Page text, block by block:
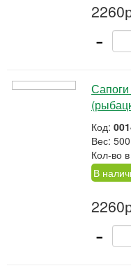
-
Код:
Вес:
Кол-во
В
-